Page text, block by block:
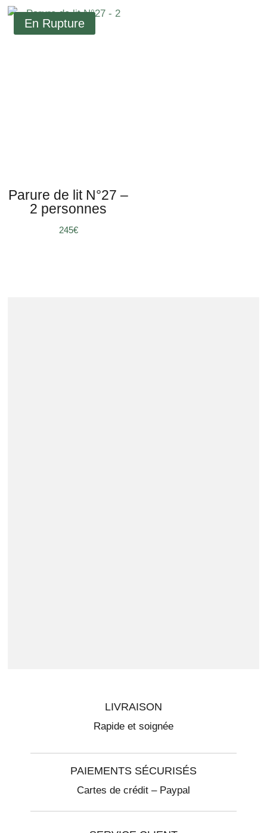
Parure de lit N°27 –
2 personnes
245€
LIVRAISON
Rapide et soignée
PAIEMENTS SÉCURISÉS
Cartes de crédit – Paypal